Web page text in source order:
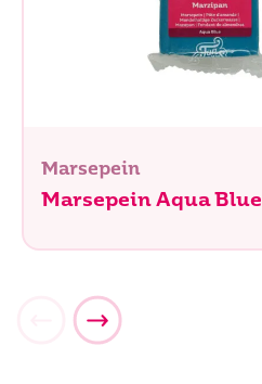
Marsepein
Marsepein Aqua Blue